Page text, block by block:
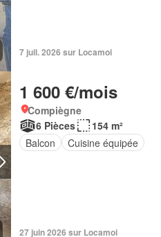
7 juil. 2026 sur Locamoi
1 600 €/mois
Compiègne
6 Pièces
154 m²
Balcon
Cuisine équipée
27 juin 2026 sur Locamoi